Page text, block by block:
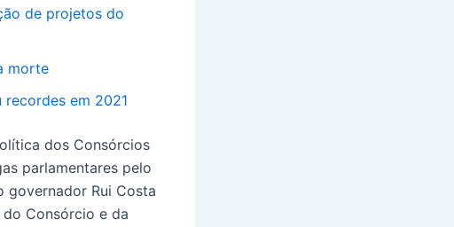
de projetos do
morte
em 2021
dos Consórcios
parlamentares pelo
governador Rui Costa
Consórcio e da